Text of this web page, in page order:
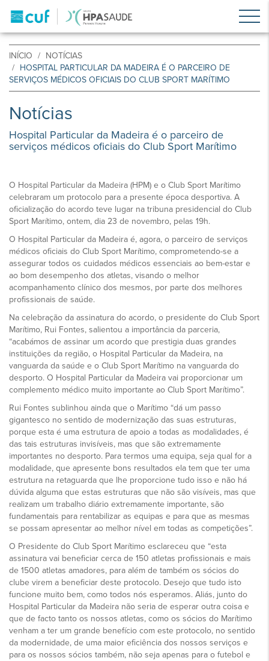
INÍCIO
NOTÍCIAS
HOSPITAL PARTICULAR DA MADEIRA É O PARCEIRO DE
SERVIÇOS MÉDICOS OFICIAIS DO CLUB SPORT MARÍTIMO
Notícias
Hospital Particular da Madeira é o parceiro de
serviços médicos oficiais do Club Sport Marítimo
O Hospital Particular da Madeira (HPM) e o Club Sport Marítimo
celebraram um protocolo para a presente época desportiva. A
oficialização do acordo teve lugar na tribuna presidencial do Club
Sport Marítimo, ontem, dia 23 de novembro, pelas 19h.
O Hospital Particular da Madeira é, agora, o parceiro de serviços
médicos oficiais do Club Sport Marítimo, comprometendo-se a
assegurar todos os cuidados médicos essenciais ao bem-estar e
ao bom desempenho dos atletas, visando o melhor
acompanhamento clínico dos mesmos, por parte dos melhores
profissionais de saúde.
Na celebração da assinatura do acordo, o presidente do Club Sport
Marítimo, Rui Fontes, salientou a importância da parceria,
“acabámos de assinar um acordo que prestigia duas grandes
instituições da região, o Hospital Particular da Madeira, na
vanguarda da saúde e o Club Sport Marítimo na vanguarda do
desporto. O Hospital Particular da Madeira vai proporcionar um
complemento médico muito importante ao Club Sport Marítimo”.
Rui Fontes sublinhou ainda que o Marítimo “dá um passo
gigantesco no sentido de modernização das suas estruturas,
porque esta é uma estrutura de apoio a todas as modalidades, é
das tais estruturas invisíveis, mas que são extremamente
importantes no desporto. Para termos uma equipa, seja qual for a
modalidade, que apresente bons resultados ela tem que ter uma
estrutura na retaguarda que lhe proporcione tudo isso e não há
dúvida alguma que estas estruturas que não são visíveis, mas que
realizam um trabalho diário extremamente importante, são
fundamentais para rentabilizar as equipas e para que as mesmas
se possam apresentar ao melhor nível em todas as competições”.
O Presidente do Club Sport Marítimo esclareceu que “esta
assinatura vai beneficiar cerca de 150 atletas profissionais e mais
de 1500 atletas amadores, para além de também os sócios do
clube virem a beneficiar deste protocolo. Desejo que tudo isto
funcione muito bem, como todos nós esperamos. Aliás, junto do
Hospital Particular da Madeira não seria de esperar outra coisa e
que de facto tanto os nossos atletas, como os sócios do Marítimo
venham a ter um grande benefício com este protocolo, no sentido
da modernidade, de uma maior eficiência dos nossos serviços e
para os nossos sócios também, não seja apenas para o futebol e